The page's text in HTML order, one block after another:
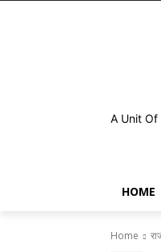
A Unit Of
HOME
Home